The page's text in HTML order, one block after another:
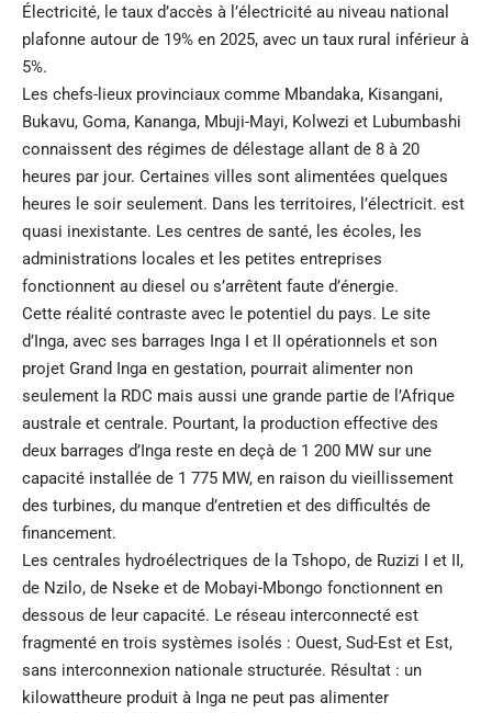
Électricité, le taux d’accès à l’électricité au niveau national
plafonne autour de 19% en 2025, avec un taux rural inférieur à
5%.
Les chefs-lieux provinciaux comme Mbandaka, Kisangani,
Bukavu, Goma, Kananga, Mbuji-Mayi, Kolwezi et Lubumbashi
connaissent des régimes de délestage allant de 8 à 20
heures par jour. Certaines villes sont alimentées quelques
heures le soir seulement. Dans les territoires, l’électricit. est
quasi inexistante. Les centres de santé, les écoles, les
administrations locales et les petites entreprises
fonctionnent au diesel ou s’arrêtent faute d’énergie.
Cette réalité contraste avec le potentiel du pays. Le site
d’Inga, avec ses barrages Inga I et II opérationnels et son
projet Grand Inga en gestation, pourrait alimenter non
seulement la RDC mais aussi une grande partie de l’Afrique
australe et centrale. Pourtant, la production effective des
deux barrages d’Inga reste en deçà de 1 200 MW sur une
capacité installée de 1 775 MW, en raison du vieillissement
des turbines, du manque d’entretien et des difficultés de
financement.
Les centrales hydroélectriques de la Tshopo, de Ruzizi I et II,
de Nzilo, de Nseke et de Mobayi-Mbongo fonctionnent en
dessous de leur capacité. Le réseau interconnecté est
fragmenté en trois systèmes isolés : Ouest, Sud-Est et Est,
sans interconnexion nationale structurée. Résultat : un
kilowattheure produit à Inga ne peut pas alimenter